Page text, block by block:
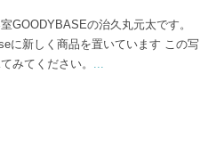
GOODYBASEの治久丸元太です。
に新しく商品を置いています この写
みてください。 ...